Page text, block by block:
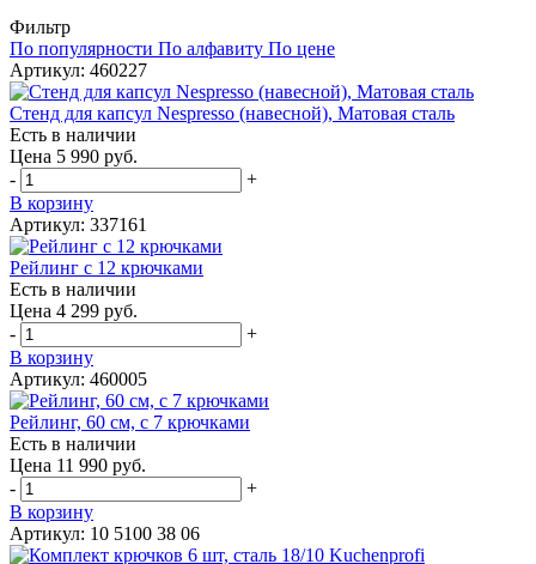
Фильтр
По популярности По алфавиту По цене
Артикул: 460227
Стенд для капсул Nespresso (навесной), Матовая сталь
Есть в наличии
Цена 5 990 руб.
-
+
В корзину
Артикул: 337161
Рейлинг с 12 крючками
Есть в наличии
Цена 4 299 руб.
-
+
В корзину
Артикул: 460005
Рейлинг, 60 см, с 7 крючками
Есть в наличии
Цена 11 990 руб.
-
+
В корзину
Артикул: 10 5100 38 06